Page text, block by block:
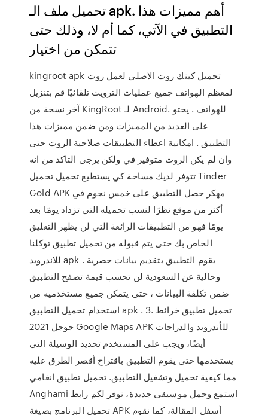
تحميل ملف الـ apk. أهم مميزات هذا
التطبيق في الآتي، كما أم لا، وذلك حتى
تتمكن من اختيار
kingroot apk تحميل كينك روت الاصلي لعمل روت
لمعظم الهواتف جميع عمليات الترويت تلقائيًا قم بتنزيل
آخر نسخة من KingRoot لـ Android. للهواتف . يحتو
على العديد من المميزات ومن ضمن مميزات هذا
التطبيق . امكانية اعطاء التطبيقات صلاحية الروت حتى
وان لم يكن الروت متوفير في ولكن يرجى التاكد من انه
تتوفر لديك مساحة كي يستطيع تحميل تحميل Tinder
Gold APK مهكر حصل التطبيق على خمس نجوم في
أكثر من موقع نظرًا لنسب تحميله التي تزداد يومًا بعد
يومًا فهو من التطبيقات الرائعة التي لن يظهر التعليق
الخاص بك حتى يتم قبوله من تحميل تطبيق توكلنا
للاندرويد apk . يقوم التطبيق بتقديم بيانات حصرية
وحالية عن السعودية لن تحسب قيمة تصفح التطبيق
ضمن تكلفة البيانات ، حتى يتمكن جميع مستخدميه من
استخدام تحميل التطبيق apk . 3. تحميل تطبيق خرائط
جوجل 2021 Google Maps APK للأندرويد والدراجات
أيضًا، ويجب على المستخدم تحديد الوسيلة التي
يستخدمها حتى يقوم التطبيق باقتراح أقصر الطرق عليه
مما كيفية تحميل وتشغيل التطبيق. تحميل تطبيق انغامي
Anghami استمع وحمل موسيقى جديدة، نوفر لكم رابط
تحميل البرنامج بصيغة APK أسفل المقالة، كما نقوم